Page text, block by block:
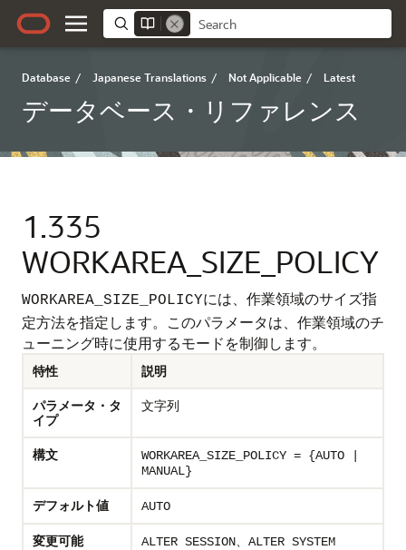
Database / Japanese Translations / Not Applicable / Latest
データベース・リファレンス
1.335
WORKAREA_SIZE_POLICY
WORKAREA_SIZE_POLICYには、作業領域のサイズ指
定方法を指定します。 このパラメータは、作業領域のチ
ューニング時に使用するモードを制御します。
特性
説明
パラメータ・タ
イプ
文字列
構文
WORKAREA_SIZE_POLICY = {AUTO |
MANUAL}
デフォルト値 AUTO
変更可能 ALTER SESSION、 ALTER SYSTEM